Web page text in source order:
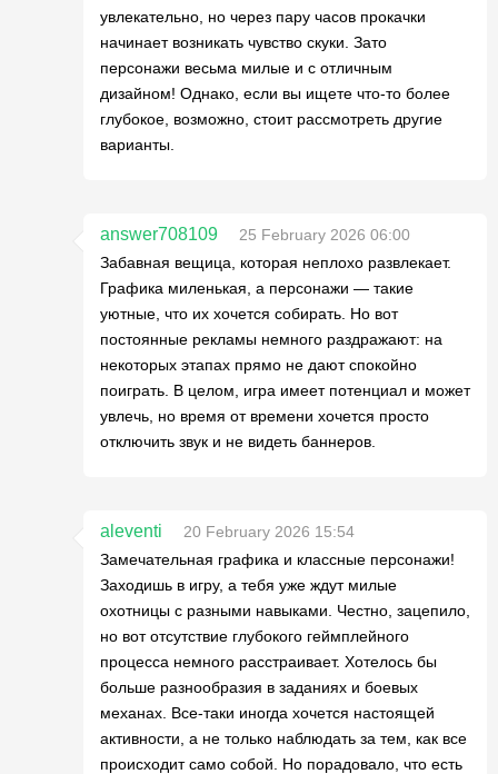
увлекательно, но через пару часов прокачки
начинает возникать чувство скуки. Зато
персонажи весьма милые и с отличным
дизайном! Однако, если вы ищете что-то более
глубокое, возможно, стоит рассмотреть другие
варианты.
answer708109
25 February 2026 06:00
Забавная вещица, которая неплохо развлекает.
Графика миленькая, а персонажи — такие
уютные, что их хочется собирать. Но вот
постоянные рекламы немного раздражают: на
некоторых этапах прямо не дают спокойно
поиграть. В целом, игра имеет потенциал и может
увлечь, но время от времени хочется просто
отключить звук и не видеть баннеров.
aleventi
20 February 2026 15:54
Замечательная графика и классные персонажи!
Заходишь в игру, а тебя уже ждут милые
охотницы с разными навыками. Честно, зацепило,
но вот отсутствие глубокого геймплейного
процесса немного расстраивает. Хотелось бы
больше разнообразия в заданиях и боевых
механах. Все-таки иногда хочется настоящей
активности, а не только наблюдать за тем, как все
происходит само собой. Но порадовало, что есть